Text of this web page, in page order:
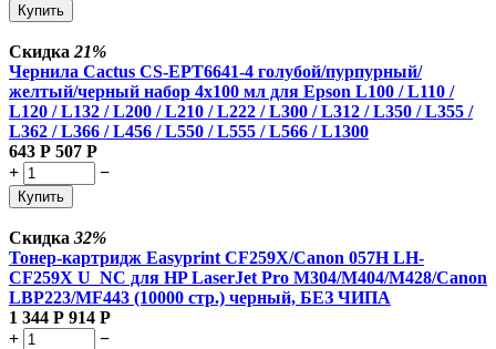
Купить
Скидка 21%
Чернила Cactus CS-EPT6641-4 голубой/пурпурный/
желтый/черный набор 4x100 мл для Epson L100 / L110 /
L120 / L132 / L200 / L210 / L222 / L300 / L312 / L350 / L355 /
L362 / L366 / L456 / L550 / L555 / L566 / L1300
643 Р 507 Р
+
−
Купить
Скидка 32%
Тонер-картридж Easyprint CF259X/Canon 057H LH-
CF259X U_NC для HP LaserJet Pro M304/M404/M428/Canon
LBP223/MF443 (10000 стр.) черный, БЕЗ ЧИПА
1 344 Р 914 Р
+
−